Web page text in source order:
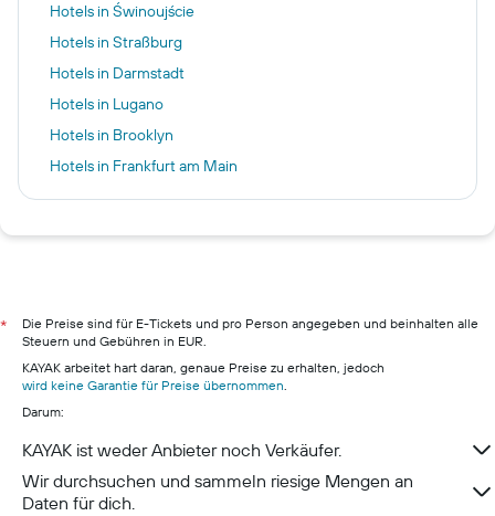
Hotels in Świnoujście
Hotels in Straßburg
Hotels in Darmstadt
Hotels in Lugano
Hotels in Brooklyn
Hotels in Frankfurt am Main
Hotels in Konstanz
Hotels in Berlin
Hotels in Pillig
Hotels in Warnemünde
Hotels in Neustadt in Holstein
Hotels in München
Hotels in Berchtesgaden
*
Die Preise sind für E-Tickets und pro Person angegeben und beinhalten alle
Steuern und Gebühren in EUR.
KAYAK arbeitet hart daran, genaue Preise zu erhalten, jedoch
wird keine Garantie für Preise übernommen.
Darum:
KAYAK ist weder Anbieter noch Verkäufer.
Wir durchsuchen und sammeln riesige Mengen an
Daten für dich.